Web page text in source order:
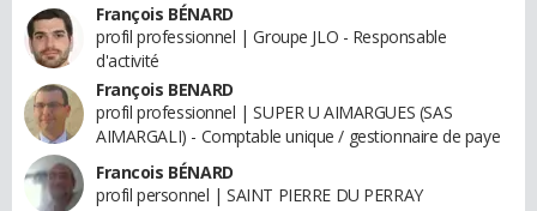
François BÉNARD
profil professionnel | Groupe JLO - Responsable
d'activité
François BENARD
profil professionnel | SUPER U AIMARGUES (SAS
AIMARGALI) - Comptable unique / gestionnaire de paye
Francois BÉNARD
profil personnel | SAINT PIERRE DU PERRAY